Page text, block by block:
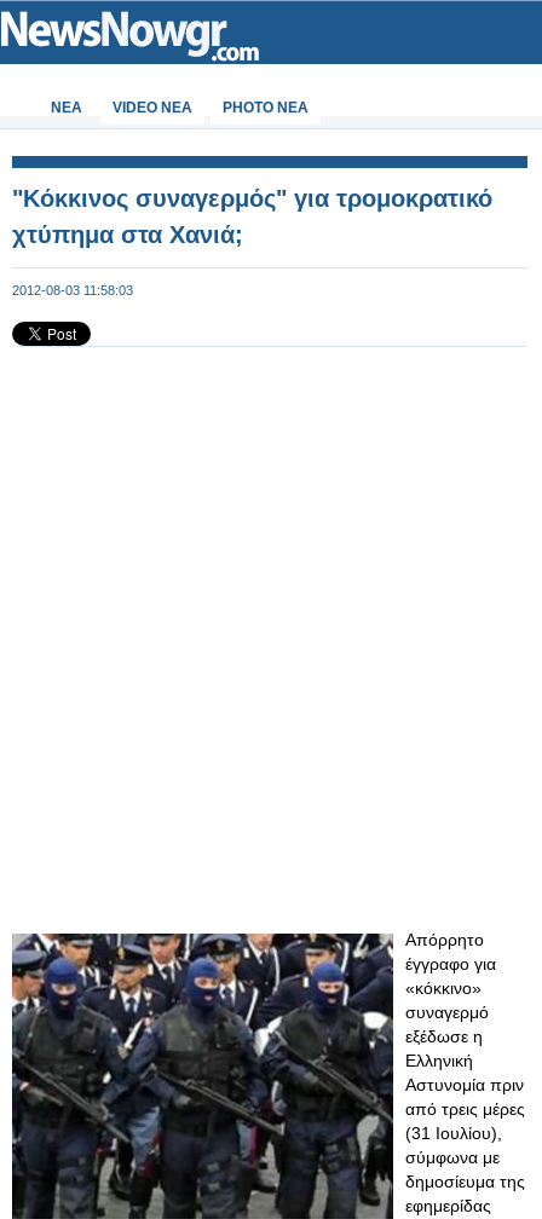
ΝΕΑ VIDEO NEA PHOTO NEA
"Κόκκινος συναγερμός" για τρομοκρατικό
χτύπημα στα Χανιά;
2012-08-03 11:58:03
Απόρρητο
έγγραφο για
«κόκκινο»
συναγερμό
εξέδωσε η
Ελληνική
Αστυνομία πριν
από τρεις μέρες
(31 Ιουλίου),
σύμφωνα με
δημοσίευμα της
εφημερίδας